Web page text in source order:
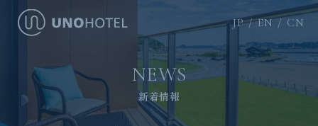
JP EN CN
NEWS
新着情報